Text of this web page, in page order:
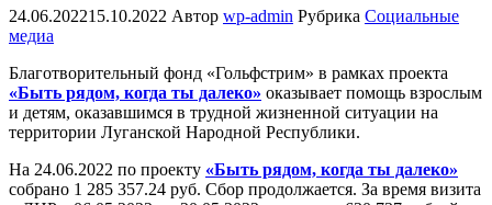
24.06.202215.10.2022 Автор wp-admin Рубрика Социальные
медиа
Благотворительный фонд «Гольфстрим» в рамках проекта
«Быть рядом, когда ты далеко» оказывает помощь взрослым
и детям, оказавшимся в трудной жизненной ситуации на
территории Луганской Народной Республики.
На 24.06.2022 по проекту «Быть рядом, когда ты далеко»
собрано 1 285 357.24 руб. Сбор продолжается. За время визита